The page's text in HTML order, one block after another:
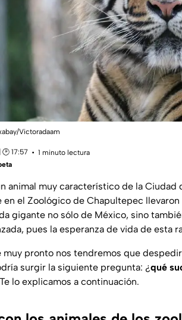
Victoradaam
17:57
1 minuto lectura
animal muy característico de la Ciudad
en el Zoológico de Chapultepec
gigante no sólo de México, sino
pues la esperanza de vida de esta
muy pronto nos tendremos que
surgir la siguiente pregunta: ¿qué
Te lo explicamos a continuación.